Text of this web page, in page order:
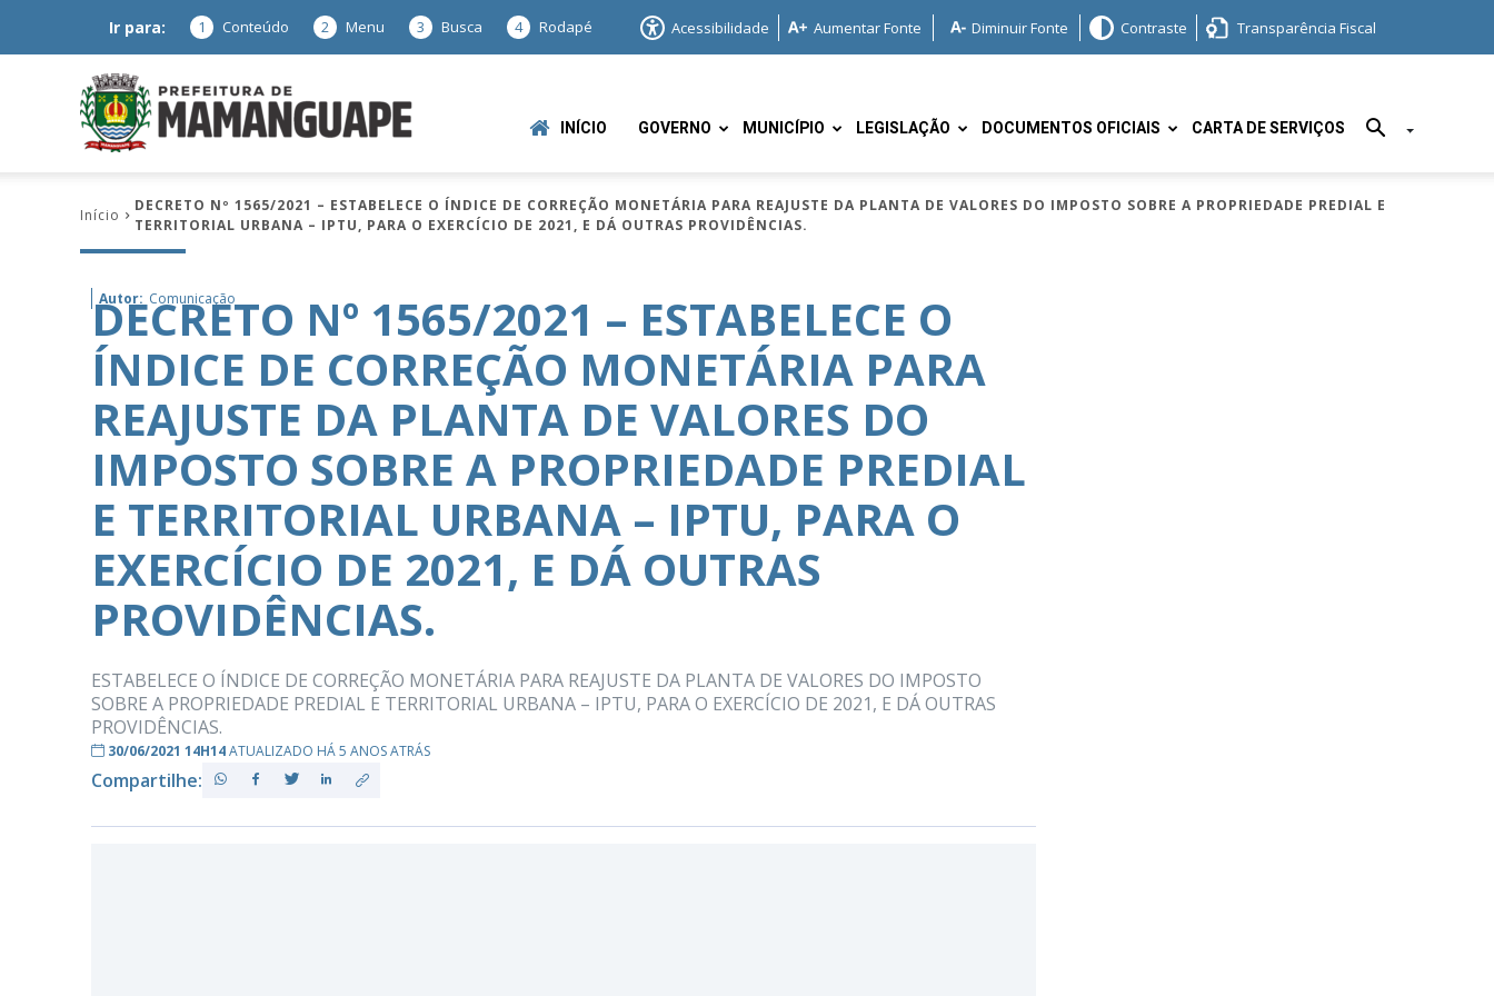
Ir para: 1 Conteúdo 2 Menu 3 Busca 4 Rodapé Acessibilidade Aumentar Fonte Diminuir Fonte Contraste Transparência Fiscal
de
–
PB
INÍCIO GOVERNO MUNICÍPIO LEGISLAÇÃO DOCUMENTOS OFICIAIS CARTA DE SERVIÇOS
Início
DECRETO Nº 1565/2021 – ESTABELECE O ÍNDICE DE CORREÇÃO MONETÁRIA PARA REAJUSTE DA PLANTA DE VALORES DO IMPOSTO SOBRE A PROPRIEDADE PREDIAL E
TERRITORIAL URBANA – IPTU, PARA O EXERCÍCIO DE 2021, E DÁ OUTRAS PROVIDÊNCIAS.
Autor: Comunicação
DECRETO Nº 1565/2021 – ESTABELECE O
ÍNDICE DE CORREÇÃO MONETÁRIA PARA
REAJUSTE DA PLANTA DE VALORES DO
IMPOSTO SOBRE A PROPRIEDADE PREDIAL
E TERRITORIAL URBANA – IPTU, PARA O
EXERCÍCIO DE 2021, E DÁ OUTRAS
PROVIDÊNCIAS.
ESTABELECE O ÍNDICE DE CORREÇÃO MONETÁRIA PARA REAJUSTE DA PLANTA DE VALORES DO IMPOSTO
SOBRE A PROPRIEDADE PREDIAL E TERRITORIAL URBANA – IPTU, PARA O EXERCÍCIO DE 2021, E DÁ OUTRAS
PROVIDÊNCIAS.
30/06/2021 14H14ATUALIZADO HÁ 5 ANOS ATRÁS
Compartilhe: